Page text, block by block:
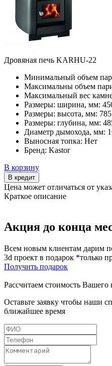
Дровяная печь KARHU-22
Минимальный объем
Максимальны объем
Максимальный вес
Размеры: ширина, мм:
Размеры: высота, мм: 785
Размеры: глубина, мм:
Диаметр дымохода, мм:
Выносная топка: Нет
Бренд: Kastor
В корзину
В кредит
Цена может отличаться от
Краткое описание
Акция до конца
Всем новым клиентам дарим
3d проект в подарок *только
Получить подарок
Рассчитаем стоимость Вашего
Оставьте заявку чтобы наши
ближайшее время